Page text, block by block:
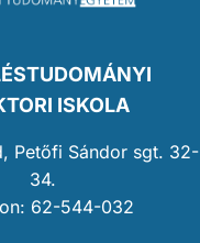
ISKOLA
Petőfi Sándor sgt. 32-
34.
62-544-032